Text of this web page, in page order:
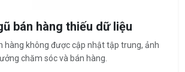
bán hàng thiếu dữ liệu
hàng không được cập nhật tập trung, ảnh
chăm sóc và bán hàng.